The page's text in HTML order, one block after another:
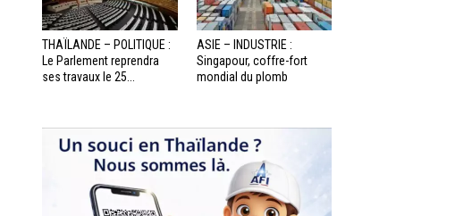
THAÏLANDE – POLITIQUE :
Le Parlement reprendra
ses travaux le 25...
ASIE – INDUSTRIE :
Singapour, coffre-fort
mondial du plomb